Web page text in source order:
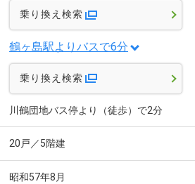
乗り換え検索
鶴ヶ島駅よりバスで6分
乗り換え検索
川鶴団地バス停より（徒歩）で2分
20戸／5階建
昭和57年8月